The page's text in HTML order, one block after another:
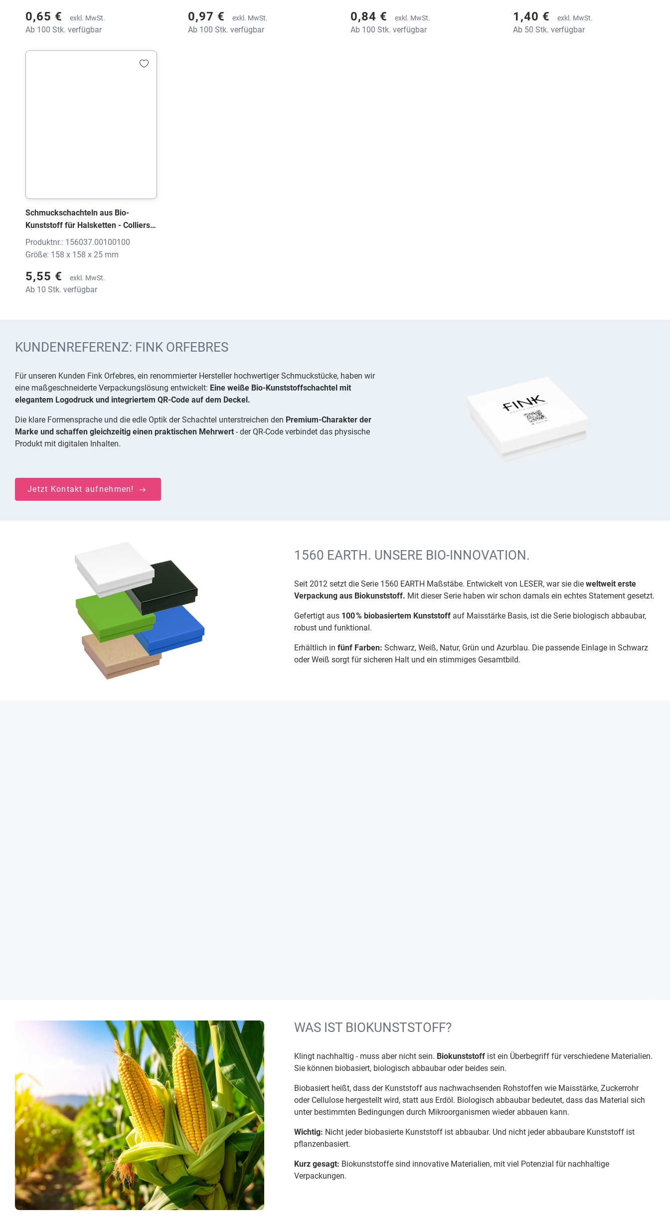
0,65 € exkl. MwSt.
Ab 100 Stk. verfügbar
0,97 € exkl. MwSt.
Ab 100 Stk. verfügbar
0,84 € exkl. MwSt.
Ab 100 Stk. verfügbar
1,40 € exkl. MwSt.
Ab 50 Stk. verfügbar
Schmuckschachteln aus Bio-
Kunststoff für Halsketten - Colliers,
1560 EARTH schwarz, 158x158x25
mm, ohne Druck
Produktnr.: 156037.00100100
Größe: 158 x 158 x 25 mm
5,55 € exkl. MwSt.
Ab 10 Stk. verfügbar
KUNDENREFERENZ: FINK ORFEBRES
Für unseren Kunden Fink Orfebres, ein renommierter Hersteller hochwertiger Schmuckstücke, haben wir
eine maßgeschneiderte Verpackungslösung entwickelt: Eine weiße Bio-Kunststoffschachtel mit
elegantem Logodruck und integriertem QR-Code auf dem Deckel.
Die klare Formensprache und die edle Optik der Schachtel unterstreichen den Premium-Charakter der
Marke und schaffen gleichzeitig einen praktischen Mehrwert - der QR-Code verbindet das physische
Produkt mit digitalen Inhalten.
Jetzt Kontakt aufnehmen!
1560 EARTH. UNSERE BIO-INNOVATION.
Seit 2012 setzt die Serie 1560 EARTH Maßstäbe. Entwickelt von LESER, war sie die weltweit erste
Verpackung aus Biokunststoff. Mit dieser Serie haben wir schon damals ein echtes Statement gesetzt.
Gefertigt aus 100 % biobasiertem Kunststoff auf Maisstärke Basis, ist die Serie biologisch abbaubar,
robust und funktional.
Erhältlich in fünf Farben: Schwarz, Weiß, Natur, Grün und Azurblau. Die passende Einlage in Schwarz
oder Weiß sorgt für sicheren Halt und ein stimmiges Gesamtbild.
WAS IST BIOKUNSTSTOFF?
Klingt nachhaltig - muss aber nicht sein. Biokunststoff ist ein Überbegriff für verschiedene Materialien.
Sie können biobasiert, biologisch abbaubar oder beides sein.
Biobasiert heißt, dass der Kunststoff aus nachwachsenden Rohstoffen wie Maisstärke, Zuckerrohr
oder Cellulose hergestellt wird, statt aus Erdöl. Biologisch abbaubar bedeutet, dass das Material sich
unter bestimmten Bedingungen durch Mikroorganismen wieder abbauen kann.
Wichtig: Nicht jeder biobasierte Kunststoff ist abbaubar. Und nicht jeder abbaubare Kunststoff ist
pflanzenbasiert.
Kurz gesagt: Biokunststoffe sind innovative Materialien, mit viel Potenzial für nachhaltige
Verpackungen.